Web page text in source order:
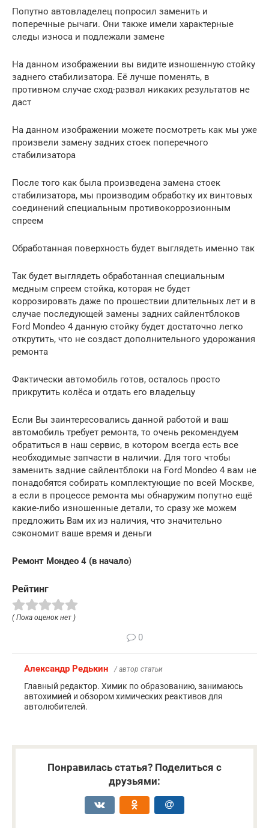
Попутно автовладелец попросил заменить и
поперечные рычаги. Они также имели характерные
следы износа и подлежали замене
На данном изображении вы видите изношенную стойку
заднего стабилизатора. Её лучше поменять, в
противном случае сход-развал никаких результатов не
даст
На данном изображении можете посмотреть как мы уже
произвели замену задних стоек поперечного
стабилизатора
После того как была произведена замена стоек
стабилизатора, мы производим обработку их винтовых
соединений специальным противокоррозионным
спреем
Обработанная поверхность будет выглядеть именно так
Так будет выглядеть обработанная специальным
медным спреем стойка, которая не будет
коррозировать даже по прошествии длительных лет и в
случае последующей замены задних сайлентблоков
Ford Mondeo 4 данную стойку будет достаточно легко
открутить, что не создаст дополнительного удорожания
ремонта
Фактически автомобиль готов, осталось просто
прикрутить колёса и отдать его владельцу
Если Вы заинтересовались данной работой и ваш
автомобиль требует ремонта, то очень рекомендуем
обратиться в наш сервис, в котором всегда есть все
необходимые запчасти в наличии. Для того чтобы
заменить задние сайлентблоки на Ford Mondeo 4 вам не
понадобятся собирать комплектующие по всей Москве,
а если в процессе ремонта мы обнаружим попутно ещё
какие-либо изношенные детали, то сразу же можем
предложить Вам их из наличия, что значительно
сэкономит ваше время и деньги
Ремонт Мондео 4 (в начало)
Рейтинг
( Пока оценок нет )
0
Александр Редькин / автор статьи
Главный редактор. Химик по образованию, занимаюсь
автохимией и обзором химических реактивов для
автолюбителей.
Понравилась статья? Поделиться с
друзьями: